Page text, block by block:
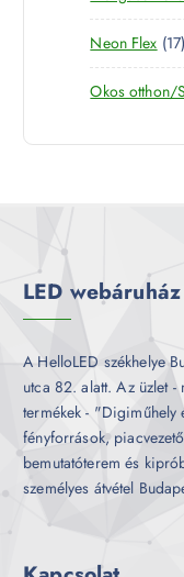
Neon Flex 171
t
Okos otthon/
LED
A HelloLED székhelye
utca 82. alatt. Az üzlet -
termékek - "Digiműhely
fényforrások,
bemutatóterem és
személyes átvétel